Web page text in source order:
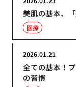
美肌の基本、
医療
全ての基本！
の習慣
2026.01.21